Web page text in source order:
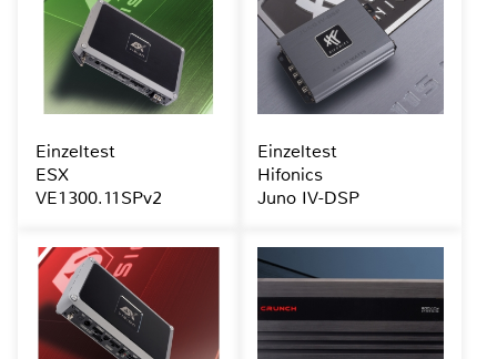
Einzeltest
ESX
VE1300.11SPv2
Einzeltest
Hifonics
Juno IV-DSP